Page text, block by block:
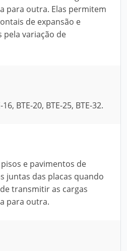
para outra. Elas permitem
de expansão e
variação de
BTE-20, BTE-25, BTE-32.
e pavimentos de
juntas das placas quando
transmitir as cargas
para outra.